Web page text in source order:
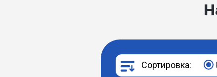
Сортировка: